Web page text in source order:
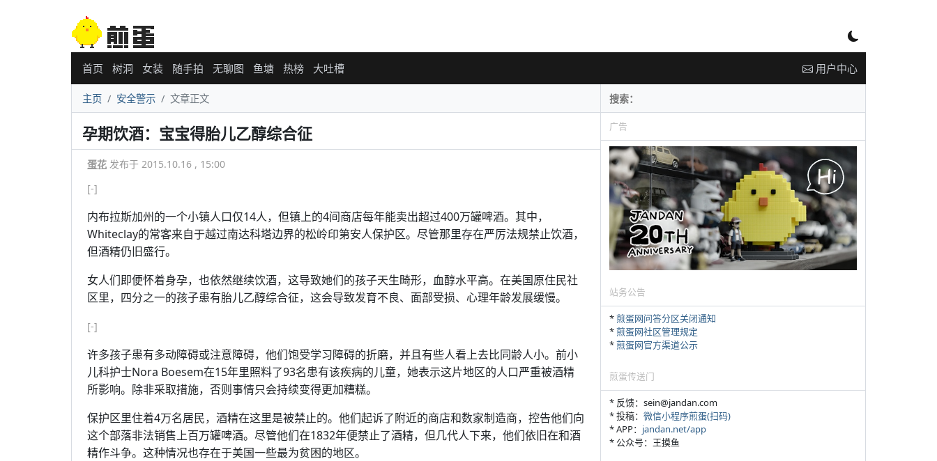
首页 树洞 女装 随手拍 无聊图 鱼塘 热榜 大吐槽 用户中心
主页 安全警示 文章正文
孕期饮酒：宝宝得胎儿乙醇综合征
蛋花 发布于 2015.10.16 , 15:00
[-]
内布拉斯加州的一个小镇人口仅14人，但镇上的4间商店每年能卖出超过400万罐啤酒。其中，
Whiteclay的常客来自于越过南达科塔边界的松岭印第安人保护区。尽管那里存在严厉法规禁止饮酒，
但酒精仍旧盛行。
女人们即便怀着身孕，也依然继续饮酒，这导致她们的孩子天生畸形，血醇水平高。在美国原住民社
区里，四分之一的孩子患有胎儿乙醇综合征，这会导致发育不良、面部受损、心理年龄发展缓慢。
[-]
许多孩子患有多动障碍或注意障碍，他们饱受学习障碍的折磨，并且有些人看上去比同龄人小。前小
儿科护士Nora Boesem在15年里照料了93名患有该疾病的儿童，她表示这片地区的人口严重被酒精
所影响。除非采取措施，否则事情只会持续变得更加糟糕。
保护区里住着4万名居民，酒精在这里是被禁止的。他们起诉了附近的商店和数家制造商，控告他们向
这个部落非法销售上百万罐啤酒。尽管他们在1832年便禁止了酒精，但几代人下来，他们依旧在和酒
精作斗争。这种情况也存在于美国一些最为贫困的地区。
广告
站务公告
*煎蛋网问答分区关闭通知
*煎蛋网社区管理规定
*煎蛋网官方渠道公示
煎蛋传送门
* 反馈：sein@jandan.com
* 投稿： 微信小程序煎蛋(扫码)
* APP： jandan.net/app
* 公众号：王摸鱼